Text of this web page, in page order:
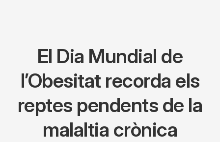
El Dia Mundial de
l’Obesitat recorda els
reptes pendents de la
malaltia crònica